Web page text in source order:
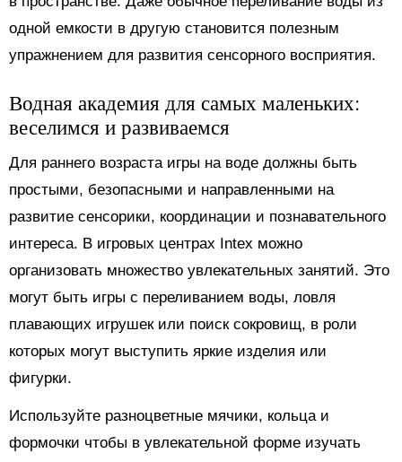
одной емкости в другую становится полезным
упражнением для развития сенсорного восприятия.
Водная академия для самых маленьких:
веселимся и развиваемся
Для раннего возраста игры на воде должны быть
простыми, безопасными и направленными на
развитие сенсорики, координации и познавательного
интереса. В игровых центрах Intex можно
организовать множество увлекательных занятий. Это
могут быть игры с переливанием воды, ловля
плавающих игрушек или поиск сокровищ, в роли
которых могут выступить яркие изделия или
фигурки.
Используйте разноцветные мячики, кольца и
формочки чтобы в увлекательной форме изучать